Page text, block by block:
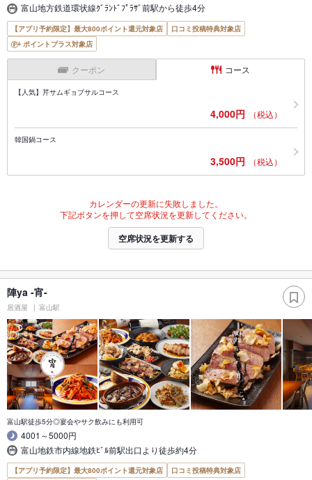
富山地方鉄道環状線ｸﾞﾗﾝﾄﾞﾌﾟﾗｻﾞ前駅から徒歩4分
【アプリ予約限定】最大800ポイント還元対象店
口コミ投稿特典対象店
ポイントプラス対象店
クーポン コース
【人気】芹サムギョプサルコース
4,000円 （税込）
韓国鍋コース
3,500円 （税込）
カレンダーの更新に失敗しました。
下記ボタンを押して空席状況を更新してください。
空席状況を更新する
陣ya -宵-
居酒屋 富山駅
富山駅徒歩5分◎宴会やサク飲みにも利用可
4001～5000円
富山地鉄市内線地鉄ﾋﾞﾙ前駅出口より徒歩約4分
【アプリ予約限定】最大800ポイント還元対象店
口コミ投稿特典対象店